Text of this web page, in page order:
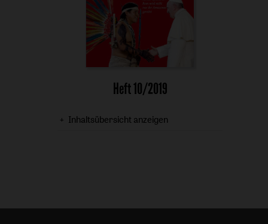
Heft 10/2019
Inhaltsübersicht anzeigen